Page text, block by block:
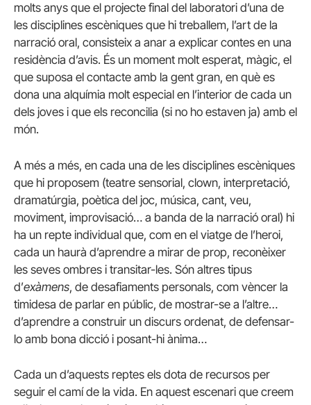
molts anys que el projecte final del laboratori d’una de
les disciplines escèniques que hi treballem, l’art de la
narració oral, consisteix a anar a explicar contes en una
residència d’avis. És un moment molt esperat, màgic, el
que suposa el contacte amb la gent gran, en què es
dona una alquímia molt especial en l’interior de cada un
dels joves i que els reconcilia (si no ho estaven ja) amb el
món.
A més a més, en cada una de les disciplines escèniques
que hi proposem (teatre sensorial, clown, interpretació,
dramatúrgia, poètica del joc, música, cant, veu,
moviment, improvisació… a banda de la narració oral) hi
ha un repte individual que, com en el viatge de l’heroi,
cada un haurà d’aprendre a mirar de prop, reconèixer
les seves ombres i transitar-les. Són altres tipus
d’exàmens, de desafiaments personals, com vèncer la
timidesa de parlar en públic, de mostrar-se a l’altre…
d’aprendre a construir un discurs ordenat, de defensar-
lo amb bona dicció i posant-hi ànima…
Cada un d’aquests reptes els dota de recursos per
seguir el camí de la vida. En aquest escenari que creem